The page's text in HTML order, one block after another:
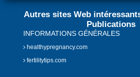
Autres sites Web
Publications
INFORMATIONS GÉNÉRALES
healthypregnancy.com
fertilitytips.com